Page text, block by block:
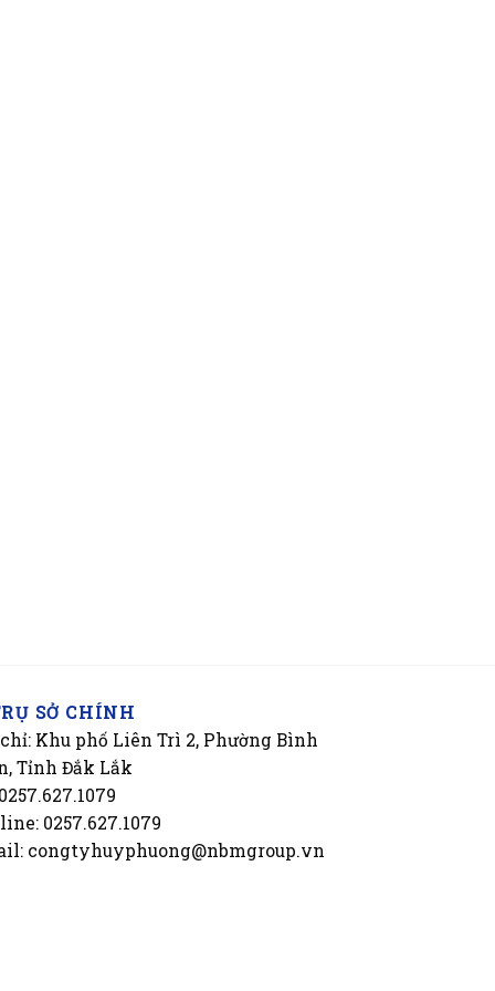
SỞ CHÍNH
Khu phố Liên Trì 2, Phường Bình
Tỉnh Đắk Lắk
0257.627.1079
congtyhuyphuong@nbmgroup.vn